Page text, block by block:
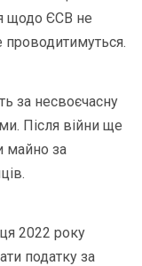
щодо ЄСВ не
проводитимуться.
за несвоєчасну
Після війни ще
майно за
2022 року
податку за